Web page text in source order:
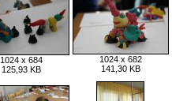
1024 x 684
125,93 KB
1024 x 682
141,30 KB